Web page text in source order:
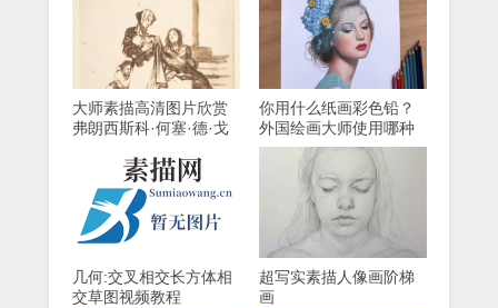
大师素描高清图片欣赏
弗朗西斯科·何塞·德·戈
你用什么纸画彩色铅？
外国绘画大师使用哪种
纸？
几何:交叉相交长方体相
交草图视频教程
超写实素描人像画阶梯
画